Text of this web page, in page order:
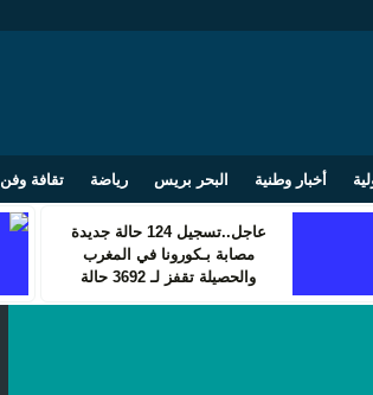
أخبار وطنية البحر بريس رياضة تقافة وفن
عاجل..تسجيل 124 حالة جديدة
مصابة بـكورونا في المغرب
والحصيلة تقفز لـ 3692 حالة